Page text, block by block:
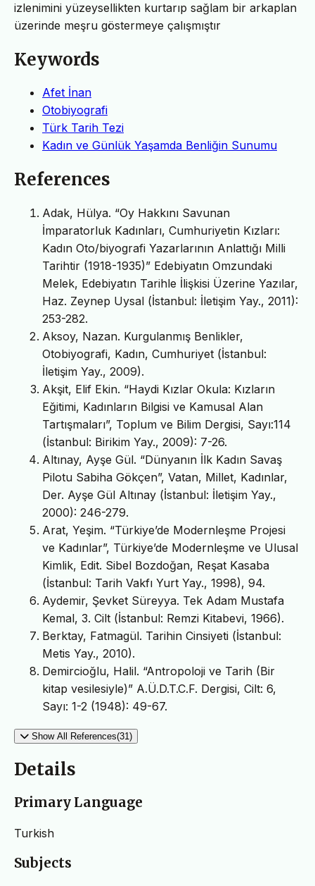
izlenimini yüzeysellikten kurtarıp sağlam bir arkaplan
üzerinde meşru göstermeye çalışmıştır
Keywords
Afet İnan
Otobiyografi
Türk Tarih Tezi
Kadın ve Günlük Yaşamda Benliğin Sunumu
References
Adak, Hülya. “Oy Hakkını Savunan
İmparatorluk Kadınları, Cumhuriyetin Kızları:
Kadın Oto/biyografi Yazarlarının Anlattığı Milli
Tarihtir (1918-1935)” Edebiyatın Omzundaki
Melek, Edebiyatın Tarihle İlişkisi Üzerine Yazılar,
Haz. Zeynep Uysal (İstanbul: İletişim Yay., 2011):
253-282.
Aksoy, Nazan. Kurgulanmış Benlikler,
Otobiyografi, Kadın, Cumhuriyet (İstanbul:
İletişim Yay., 2009).
Akşit, Elif Ekin. “Haydi Kızlar Okula: Kızların
Eğitimi, Kadınların Bilgisi ve Kamusal Alan
Tartışmaları”, Toplum ve Bilim Dergisi, Sayı:114
(İstanbul: Birikim Yay., 2009): 7-26.
Altınay, Ayşe Gül. “Dünyanın İlk Kadın Savaş
Pilotu Sabiha Gökçen”, Vatan, Millet, Kadınlar,
Der. Ayşe Gül Altınay (İstanbul: İletişim Yay.,
2000): 246-279.
Arat, Yeşim. “Türkiye’de Modernleşme Projesi
ve Kadınlar”, Türkiye’de Modernleşme ve Ulusal
Kimlik, Edit. Sibel Bozdoğan, Reşat Kasaba
(İstanbul: Tarih Vakfı Yurt Yay., 1998), 94.
Aydemir, Şevket Süreyya. Tek Adam Mustafa
Kemal, 3. Cilt (İstanbul: Remzi Kitabevi, 1966).
Berktay, Fatmagül. Tarihin Cinsiyeti (İstanbul:
Metis Yay., 2010).
Demircioğlu, Halil. “Antropoloji ve Tarih (Bir
kitap vesilesiyle)” A.Ü.D.T.C.F. Dergisi, Cilt: 6,
Sayı: 1-2 (1948): 49-67.
Show All References(31)
Details
Primary Language
Turkish
Subjects